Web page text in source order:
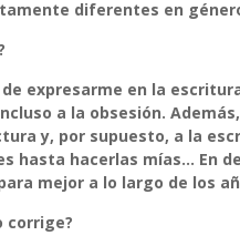
diferentes en
expresarme en la
a la obsesión.
y, por supuesto, a la
hasta hacerlas mías… En
mejor a lo largo de los
corrige?